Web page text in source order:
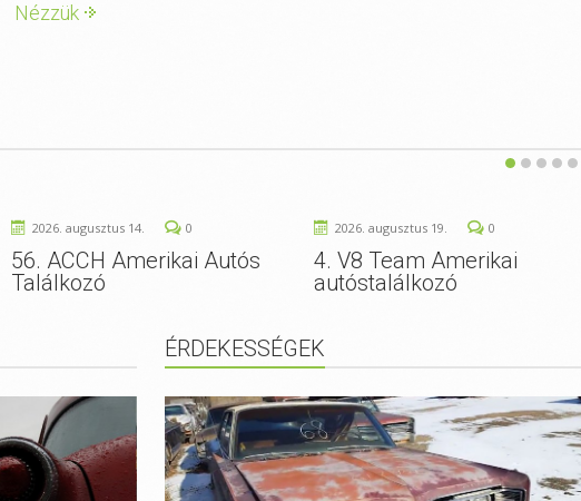
Nézzük
2026. augusztus 14. 0
56. ACCH Amerikai Autós
Találkozó
2026. augusztus 19. 0
4. V8 Team Amerikai
autóstalálkozó
ÉRDEKESSÉGEK